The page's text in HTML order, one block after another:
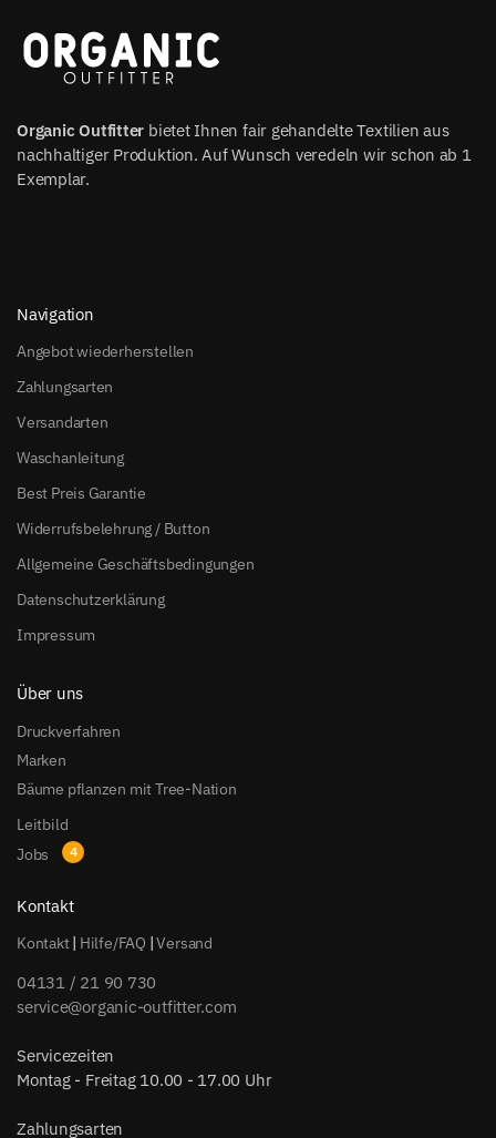
Organic Outfitter bietet Ihnen fair gehandelte Textilien aus
nachhaltiger Produktion. Auf Wunsch veredeln wir schon ab 1
Exemplar.
Navigation
Angebot wiederherstellen
Zahlungsarten
Versandarten
Waschanleitung
Best Preis Garantie
Widerrufsbelehrung / Button
Allgemeine Geschäftsbedingungen
Datenschutzerklärung
Impressum
Über uns
Druckverfahren
Marken
Bäume pflanzen mit Tree-Nation
Leitbild
Jobs
Kontakt
Kontakt| Hilfe/FAQ |Versand
04131 / 21 90 730
service@organic-outfitter.com
Servicezeiten
Montag - Freitag 10.00 - 17.00 Uhr
Zahlungsarten